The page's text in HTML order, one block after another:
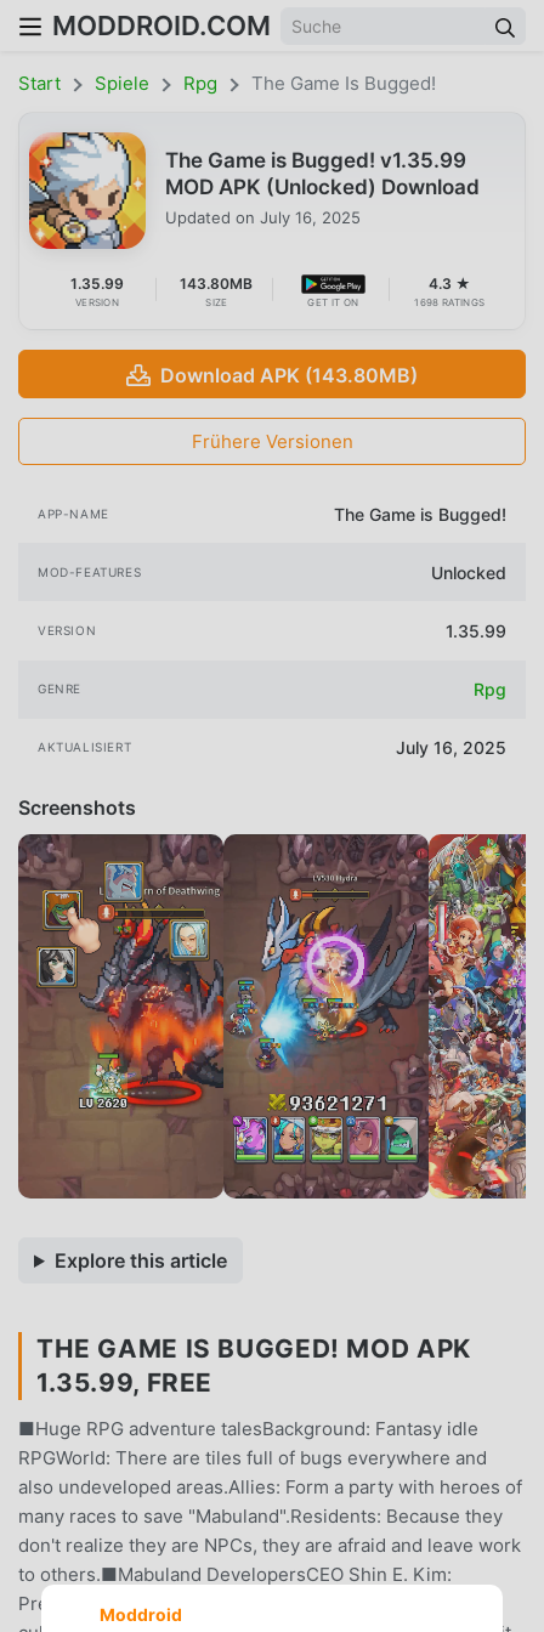
MODDROID.COM
Start Spiele Rpg The Game Is Bugged!
The Game is Bugged! v1.35.99
MOD APK (Unlocked) Download
Updated on July 16, 2025
1.35.99
VERSION
143.80MB
SIZE GET IT ON
4.3 ★
1698 RATINGS
Download APK (143.80MB)
Frühere Versionen
APP-NAME The Game is Bugged!
MOD-FEATURES Unlocked
VERSION 1.35.99
GENRE Rpg
AKTUALISIERT July 16, 2025
Screenshots
Explore this article
THE GAME IS BUGGED! MOD APK
1.35.99, FREE
■Huge RPG adventure talesBackground: Fantasy idle
RPGWorld: There are tiles full of bugs everywhere and
also undeveloped areas.Allies: Form a party with heroes of
many races to save "Mabuland".Residents: Because they
don't realize they are NPCs, they are afraid and leave work
to others.■Mabuland DevelopersCEO Shin E. Kim:
President of Mabu games.Manager Dev Loper: The main
Moddroid